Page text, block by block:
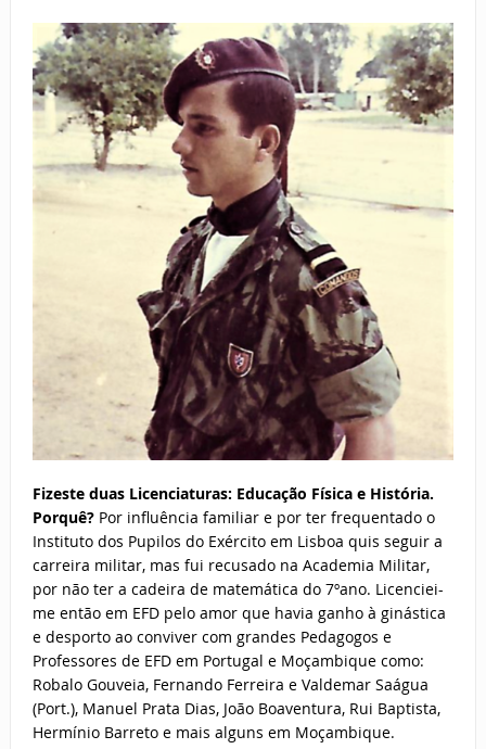
Fizeste duas Licenciaturas: Educação Física e História.
Porquê? Por influência familiar e por ter frequentado o
Instituto dos Pupilos do Exército em Lisboa quis seguir a
carreira militar, mas fui recusado na Academia Militar,
por não ter a cadeira de matemática do 7ºano. Licenciei-
me então em EFD pelo amor que havia ganho à ginástica
e desporto ao conviver com grandes Pedagogos e
Professores de EFD em Portugal e Moçambique como:
Robalo Gouveia, Fernando Ferreira e Valdemar Saágua
(Port.), Manuel Prata Dias, João Boaventura, Rui Baptista,
Hermínio Barreto e mais alguns em Moçambique.